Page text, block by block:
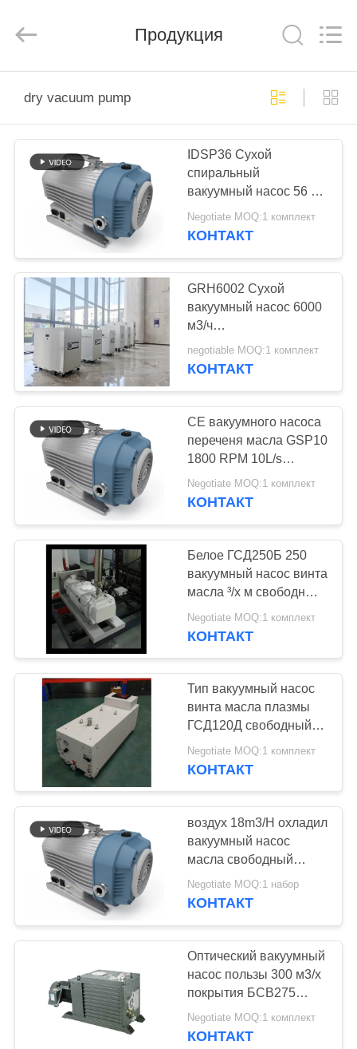
ПРОДУКТЫ
НАС
ЭКСКУРСИЯ
ПО
ЗАВОДУ
КОНТРОЛЬ
КАЧЕСТВА
СВЯЖИТЕСЬ
НАМИ
ЗАПРОСИТЕ
ЦИТАТУ
BAOSI
COMPRESSOR
КАРТА
САЙТА
ПОЛИТИКА
КОНФИДЕНЦИАЛЬНОСТИ
Equipment
Продукция
dry vacuum pump
IDSP36 Сухой
спиральный
вакуумный насос 56 кг
36 м³/ч безмасляный
насос
Negotiate MOQ:1 комплект
КОНТАКТ
GRH6002 Сухой
вакуумный насос 6000
м3/ч
вакуумный насос без
процессов
negotiable MOQ:1 комплект
КОНТАКТ
CE вакуумного насоса
переченя масла GSP10
1800 RPM 10L/s
свободный сухой
одобрил
Negotiate MOQ:1 комплект
КОНТАКТ
Белое ГСД250Б 250
вакуумный насос винта
масла ³/х м свободный
сухой для индустрии
засыхания
Negotiate MOQ:1 комплект
КОНТАКТ
Тип вакуумный насос
винта масла плазмы
ГСД120Д свободный
сухой 120 скорость
откачки ³/х м
Negotiate MOQ:1 комплект
КОНТАКТ
воздух 18m3/H охладил
вакуумный насос
масла свободный
механический
Negotiate MOQ:1 набор
КОНТАКТ
Оптический вакуумный
насос пользы 300 м3/х
покрытия БСВ275
роторный,
механический
Negotiate MOQ:1 комплект
КОНТАКТ